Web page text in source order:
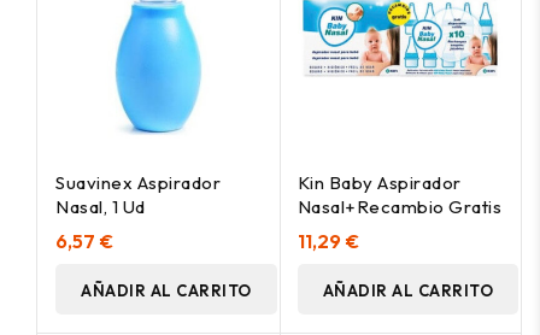
Suavinex Aspirador
Nasal, 1 Ud
6,57 €
AÑADIR AL CARRITO
Kin Baby Aspirador
Nasal+Recambio Gratis
11,29 €
AÑADIR AL CARRITO